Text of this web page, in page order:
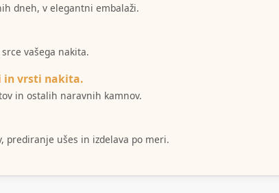
dneh, v elegantni embalaži.
vašega nakita.
in vrsti nakita.
in ostalih naravnih kamnov.
prediranje ušes in izdelava po meri.